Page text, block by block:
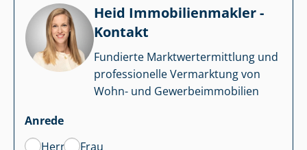
Heid Im­mo­bi­li­en­mak­ler -
Kontakt
Fundierte Markt­wert­ermitt­lung und
professionelle Vermarktung von
Wohn- und Ge­wer­be­im­mo­bi­li­en
Anrede
Herr
Frau